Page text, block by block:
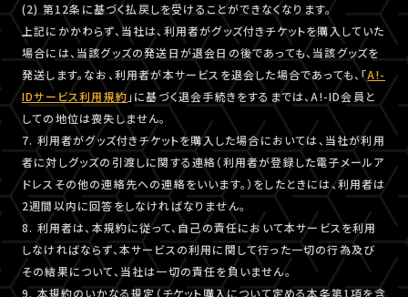
(2) 第12条に基づく払戻しを受けることができなくなります。
上記にかかわらず、当社は、利用者がグッズ付きチケットを購入していた
場合には、当該グッズの発送日が退会日の後であっても、当該グッズを
発送します。なお、利用者が本サービスを退会した場合であっても、「A!-
IDサービス利用規約 」に基づく退会手続きをするまでは、A!-ID会員と
しての地位は喪失しません。
7. 利用者がグッズ付きチケットを購入した場合においては、当社が利用
者に対しグッズの引渡しに関する連絡（利用者が登録した電子メールア
ドレスその他の連絡先への連絡をいいます。）をしたときには、利用者は
2週間以内に回答をしなければなりません。
8. 利用者は、本規約に従って、自己の責任において本サービスを利用
しなければならず、本サービスの利用に関して行った一切の行為及び
その結果について、当社は一切の責任を負いません。
9. 本規約のいかなる規定（チケット購入について定める本条第1項を含